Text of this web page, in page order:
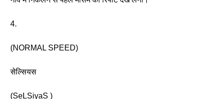
4.
(NORMAL SPEED)
सेल्सियस
(SeLSiyaS )